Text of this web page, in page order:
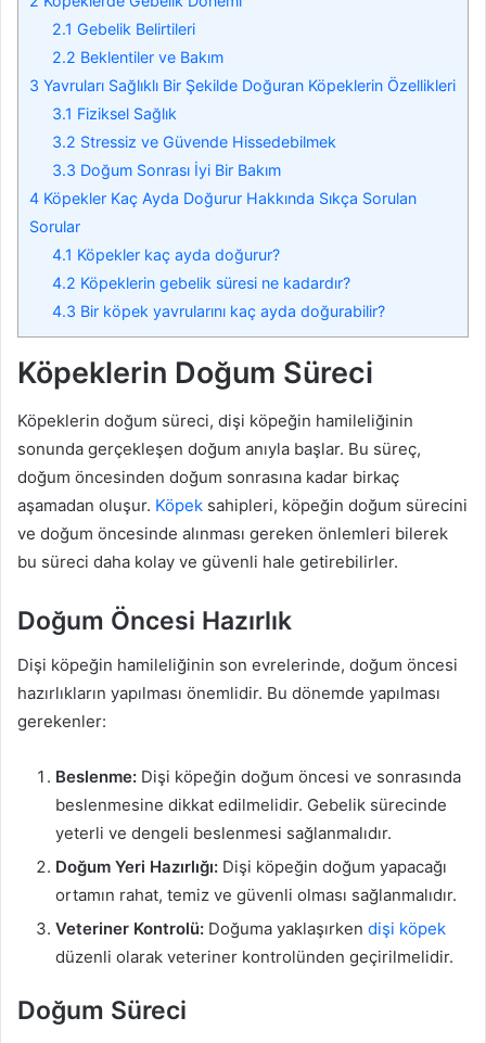
2.1 Gebelik Belirtileri
2.2 Beklentiler ve Bakım
3 Yavruları Sağlıklı Bir Şekilde Doğuran Köpeklerin Özellikleri
3.1 Fiziksel Sağlık
3.2 Stressiz ve Güvende Hissedebilmek
3.3 Doğum Sonrası İyi Bir Bakım
4 Köpekler Kaç Ayda Doğurur Hakkında Sıkça Sorulan
Sorular
4.1 Köpekler kaç ayda doğurur?
4.2 Köpeklerin gebelik süresi ne kadardır?
4.3 Bir köpek yavrularını kaç ayda doğurabilir?
Köpeklerin Doğum Süreci
Köpeklerin doğum süreci, dişi köpeğin hamileliğinin
sonunda gerçekleşen doğum anıyla başlar. Bu süreç,
doğum öncesinden doğum sonrasına kadar birkaç
aşamadan oluşur. Köpek sahipleri, köpeğin doğum sürecini
ve doğum öncesinde alınması gereken önlemleri bilerek
bu süreci daha kolay ve güvenli hale getirebilirler.
Doğum Öncesi Hazırlık
Dişi köpeğin hamileliğinin son evrelerinde, doğum öncesi
hazırlıkların yapılması önemlidir. Bu dönemde yapılması
gerekenler:
Beslenme: Dişi köpeğin doğum öncesi ve sonrasında
beslenmesine dikkat edilmelidir. Gebelik sürecinde
yeterli ve dengeli beslenmesi sağlanmalıdır.
Doğum Yeri Hazırlığı: Dişi köpeğin doğum yapacağı
ortamın rahat, temiz ve güvenli olması sağlanmalıdır.
Veteriner Kontrolü: Doğuma yaklaşırken dişi köpek
düzenli olarak veteriner kontrolünden geçirilmelidir.
Doğum Süreci